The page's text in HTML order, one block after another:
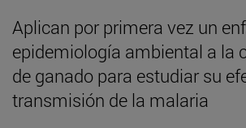
Aplican por primera vez un
epidemiología ambiental a la
de ganado para estudiar su
transmisión de la malaria